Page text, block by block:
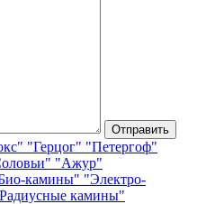
"Герцог" "Петергоф"
"Ажур"
камины" "Электро-
камины"